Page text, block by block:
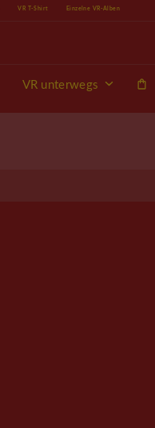
VR T-Shirt Einzelne VR-Alben
VR unterwegs